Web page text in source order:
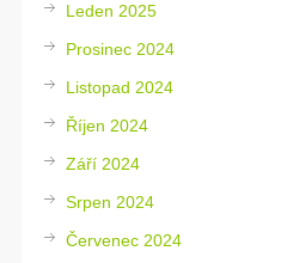
Leden 2025
Prosinec 2024
Listopad 2024
Říjen 2024
Září 2024
Srpen 2024
Červenec 2024